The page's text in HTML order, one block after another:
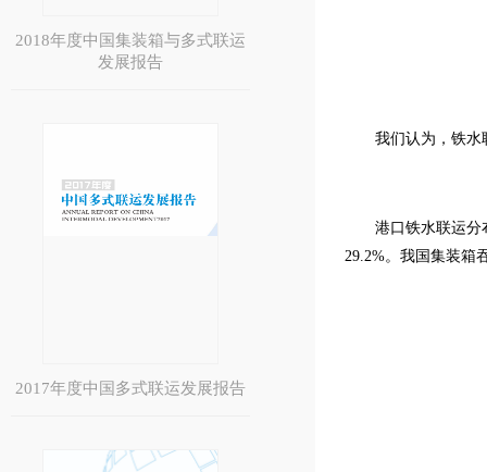
2018年度中国集装箱与多式联运
发展报告
2017年度中国多式联运发展报告
我们认为，铁水
港口铁水联运分
29.2%。我国集装箱